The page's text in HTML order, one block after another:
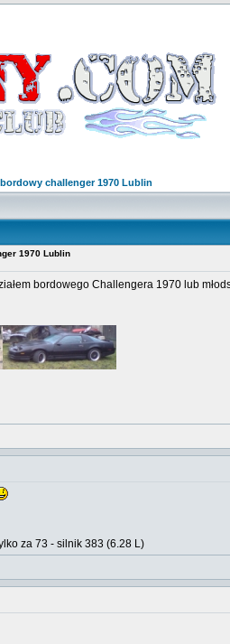
challenger 1970 Lublin
1970 Lublin
bordowego Challengera 1970 lub
za 73 - silnik 383 (6.28 L)